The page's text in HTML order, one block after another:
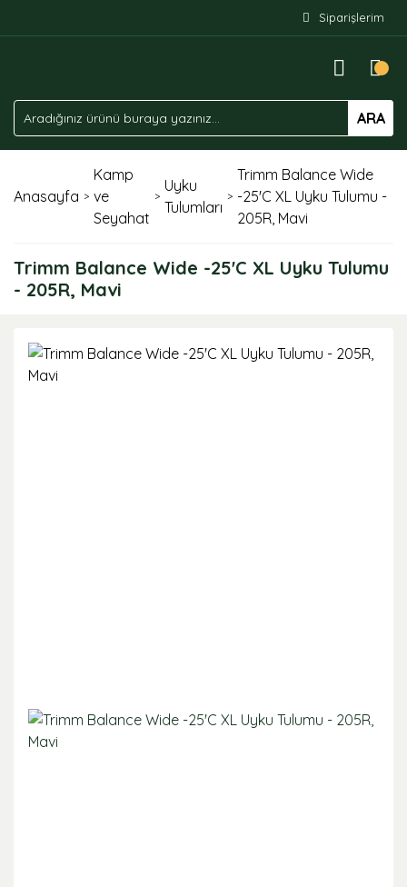
Siparişlerim
ARA
Anasayfa
Kamp
ve
Seyahat
Uyku
Tulumları
Trimm Balance Wide
-25'C XL Uyku Tulumu -
205R, Mavi
Trimm Balance Wide -25'C XL Uyku Tulumu
- 205R, Mavi